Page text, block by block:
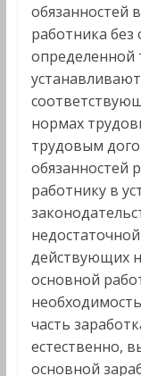
обязанностей
работника
определенной
нормах
трудовым
обязанностей
работнику в
действующих
основной
часть
естественно,
основной